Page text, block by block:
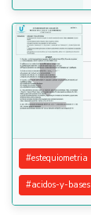

#estequiometria
#acidos-y-bases